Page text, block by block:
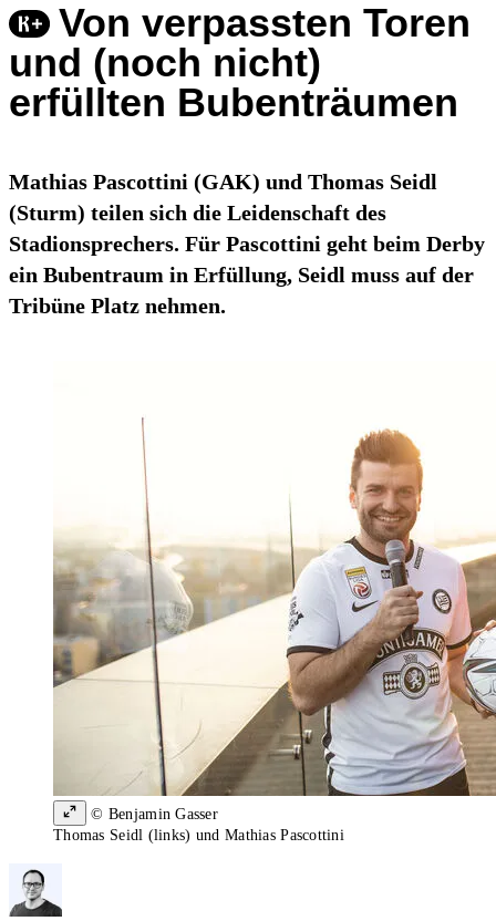
Von verpassten Toren
und (noch nicht)
erfüllten Bubenträumen
Mathias Pascottini (GAK) und Thomas Seidl
(Sturm) teilen sich die Leidenschaft des
Stadionsprechers. Für Pascottini geht beim Derby
ein Bubentraum in Erfüllung, Seidl muss auf der
Tribüne Platz nehmen.
© Benjamin Gasser
Thomas Seidl (links) und Mathias Pascottini